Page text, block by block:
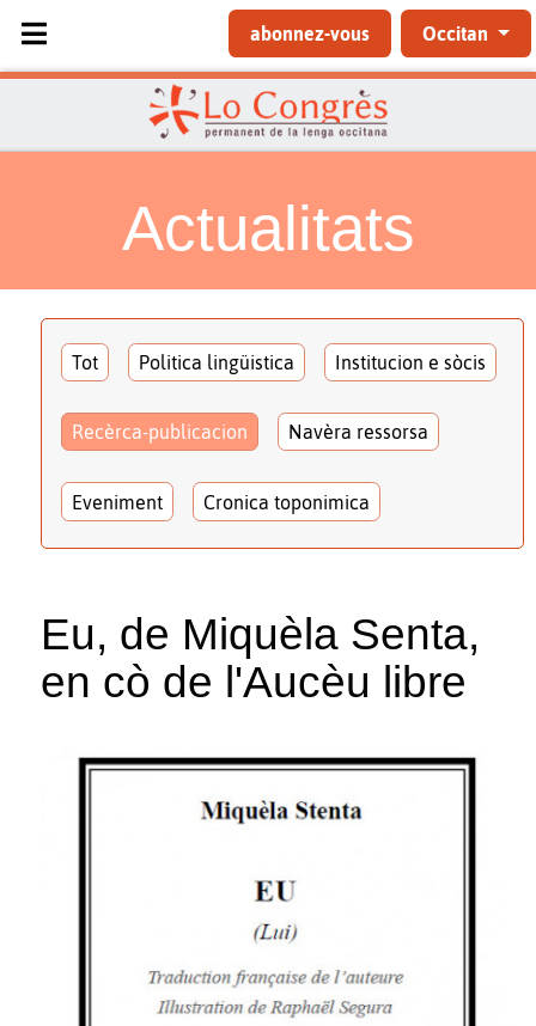
Sélectionnez votre langue
abonnez-vous Occitan
Actualitats
Tot Politica lingüistica Institucion e sòcis
Recèrca-publicacion Navèra ressorsa
Eveniment Cronica toponimica
Eu, de Miquèla Senta,
en cò de l'Aucèu libre